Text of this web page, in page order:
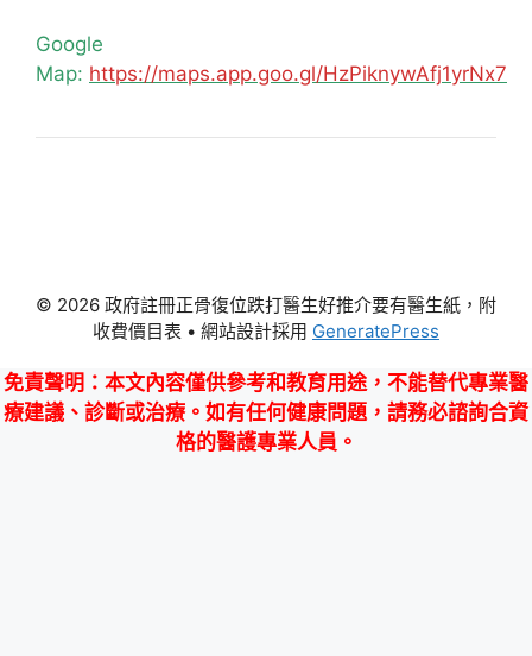
Google
Map: https://maps.app.goo.gl/HzPiknywAfj1yrNx7
© 2026 政府註冊正骨復位跌打醫生好推介要有醫生紙，附
收費價目表 • 網站設計採用 GeneratePress
免責聲明 ：本文內容僅供參考和教育用途，不能替代專業醫
療建議、診斷或治療。如有任何健康問題，請務必諮詢合資
格的醫護專業人員。